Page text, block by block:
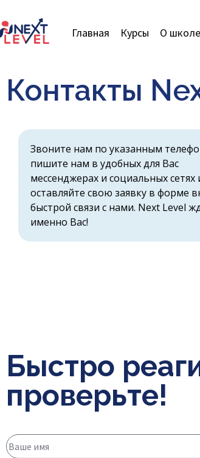
Главная Курсы О школе
Контакты
Звоните нам по указанным
пишите нам в удобных для Вас
мессенджерах и социальных сетях
оставляйте свою заявку в форме
быстрой связи с нами. Next Level
именно Вас!
Быстро
проверьте!